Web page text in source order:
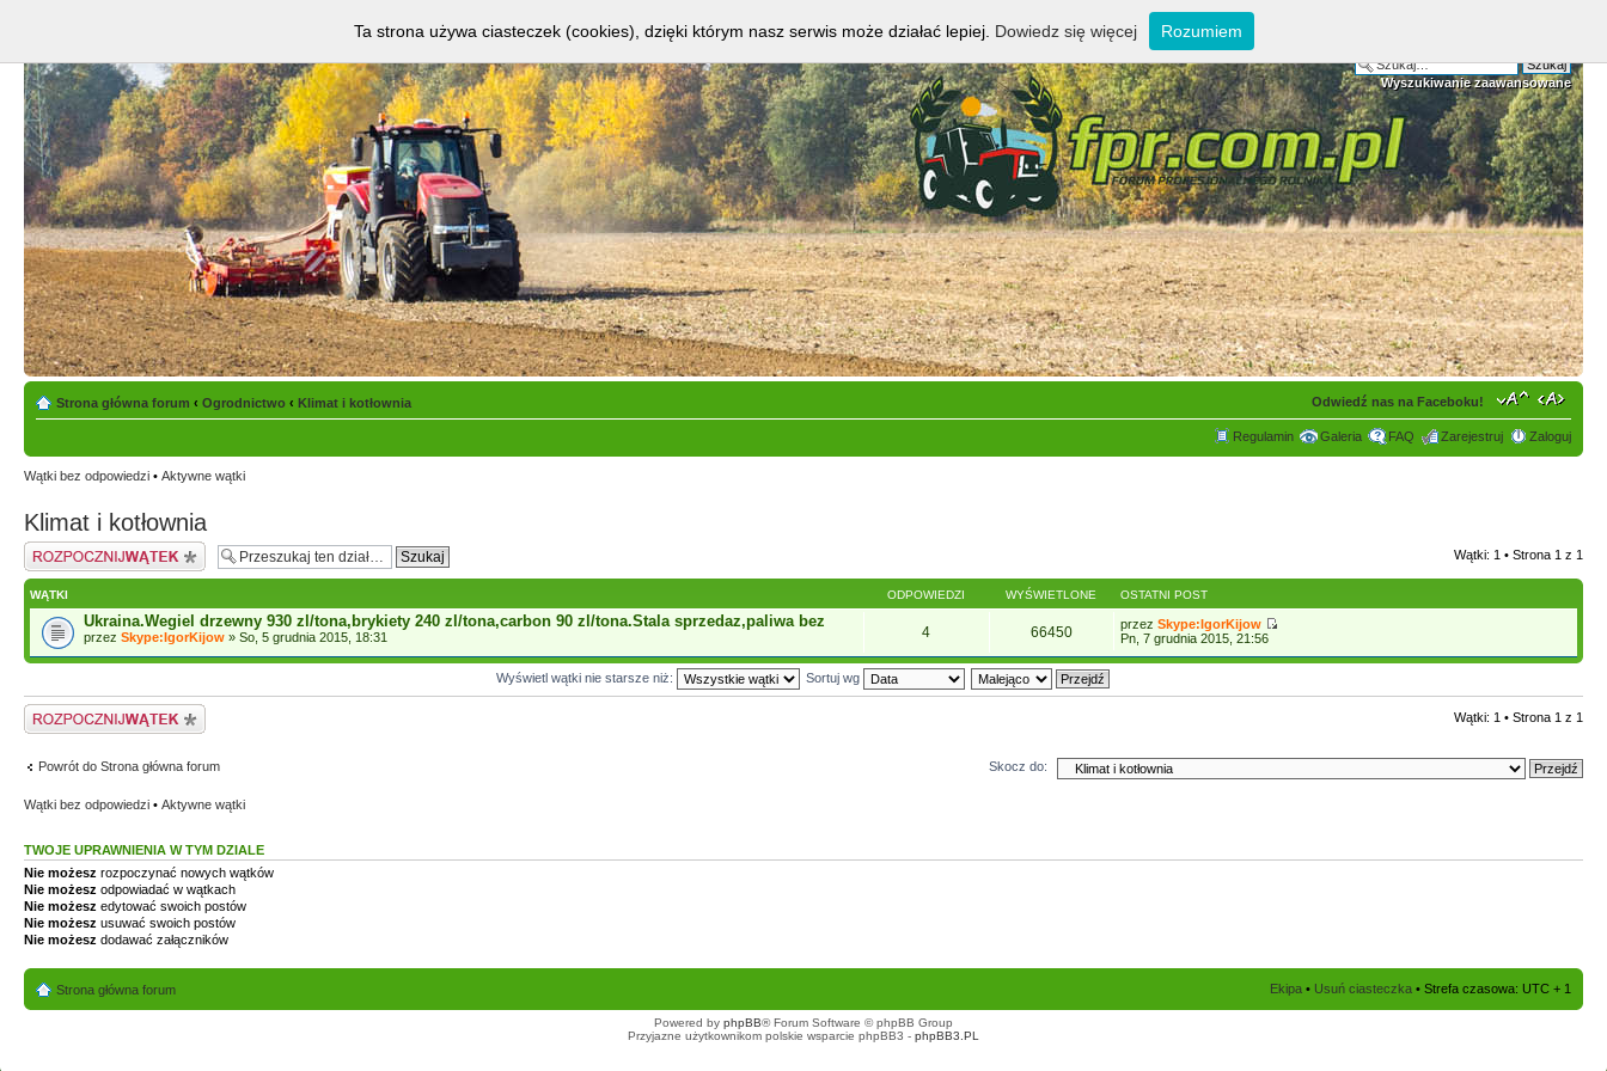
Wyszukiwanie zaawansowane
Strona główna forum ‹ Ogrodnictwo ‹ Klimat i kotłownia Odwiedź nas na Faceboku!
Regulamin Galeria FAQ Zarejestruj Zaloguj
Wątki bez odpowiedzi • Aktywne wątki
Klimat i kotłownia
Napisz wątek Wątki: 1 • Strona 1 z 1
WĄTKI ODPOWIEDZI WYŚWIETLONE OSTATNI POST
Ukraina.Wegiel drzewny 930 zl/tona,brykiety 240 zl/tona,carbon 90 zl/tona.Stala sprzedaz,paliwa bez
przez Skype:IgorKijow » So, 5 grudnia 2015, 18:31 4 66450 przezSkype:IgorKijow
Pn, 7 grudnia 2015, 21:56
Wyświetl wątki nie starsze niż: Sortuj wg
Napisz wątek Wątki: 1 • Strona 1 z 1
Powrót do Strona główna forum Skocz do:
Wątki bez odpowiedzi • Aktywne wątki
TWOJE UPRAWNIENIA W TYM DZIALE
Nie możesz rozpoczynać nowych wątków
Nie możesz odpowiadać w wątkach
Nie możesz edytować swoich postów
Nie możesz usuwać swoich postów
Nie możesz dodawać załączników
Strona główna forum Ekipa • Usuń ciasteczka • Strefa czasowa: UTC + 1
Powered by phpBB® Forum Software © phpBB Group
Przyjazne użytkownikom polskie wsparcie phpBB3 - phpBB3.PL
Ta strona używa ciasteczek (cookies), dzięki którym nasz serwis może działać lepiej. Dowiedz się więcej Rozumiem